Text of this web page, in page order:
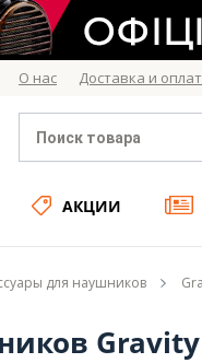
О нас Доставка и
АКЦИИ
для наушников
Gravity